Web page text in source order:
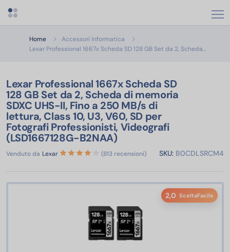
Apri menu categorie
Home
Accessori Informatica
Lexar Professional 1667x Scheda SD 128 GB Set da 2, Scheda…
Lexar Professional 1667x Scheda SD
128 GB Set da 2, Scheda di memoria
SDXC UHS-II, Fino a 250 MB/s di
lettura, Class 10, U3, V60, SD per
Fotografi Professionisti, Videografi
(LSD1667128G-B2NAA)
Venduto da Lexar (813 recensioni) SKU: B0CDLSRCM4
2,0 SceltaFacile